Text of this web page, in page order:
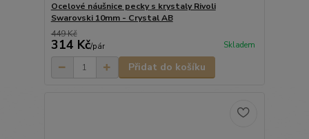
Ocelové náušnice pecky s krystaly Rivoli
Swarovski 10mm - Crystal AB
449 Kč
314 Kč/pár Skladem
Přidat do košíku